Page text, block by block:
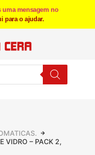
uma mensagem no
para o ajudar.
VIDRO – PACK 2,